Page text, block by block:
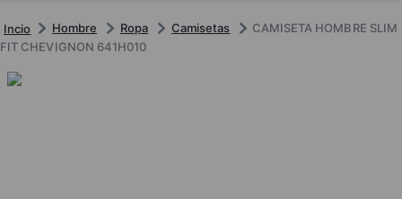
Hombre Ropa Camisetas
CAMISETA HOMBRE SLIM
FIT CHEVIGNON 641H010